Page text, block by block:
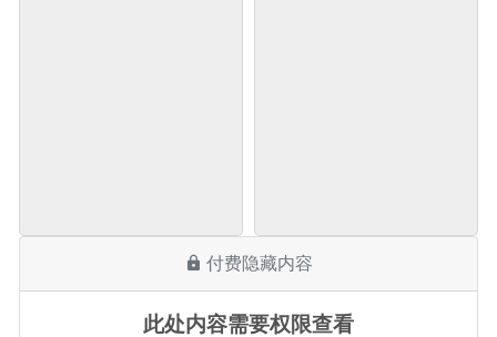
付费隐藏内容
此处内容需要权限查看